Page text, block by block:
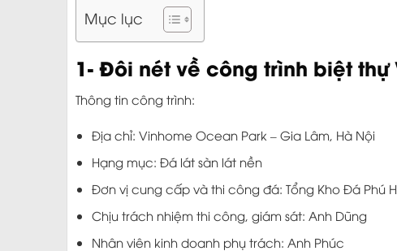
Mục lục
1- Đôi nét về công trình biệt thự
Thông tin công trình:
Địa chỉ: Vinhome Ocean Park – Gia Lâm, Hà Nội
Hạng mục: Đá lát sàn lát nền
Đơn vị cung cấp và thi công đá: Tổng Kho Đá Phú
Chịu trách nhiệm thi công, giám sát: Anh Dũng
Nhân viên kinh doanh phụ trách: Anh Phúc